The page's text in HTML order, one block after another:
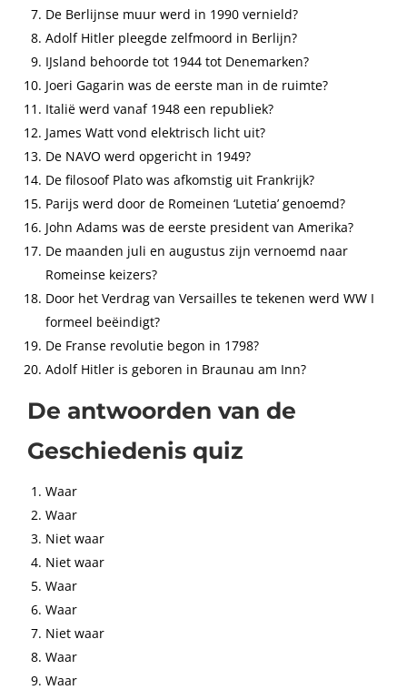
De Berlijnse muur werd in 1990 vernield?
Adolf Hitler pleegde zelfmoord in Berlijn?
IJsland behoorde tot 1944 tot Denemarken?
Joeri Gagarin was de eerste man in de ruimte?
Italië werd vanaf 1948 een republiek?
James Watt vond elektrisch licht uit?
De NAVO werd opgericht in 1949?
De filosoof Plato was afkomstig uit Frankrijk?
Parijs werd door de Romeinen ‘Lutetia’ genoemd?
John Adams was de eerste president van Amerika?
De maanden juli en augustus zijn vernoemd naar
Romeinse keizers?
Door het Verdrag van Versailles te tekenen werd WW I
formeel beëindigt?
De Franse revolutie begon in 1798?
Adolf Hitler is geboren in Braunau am Inn?
De antwoorden van de
Geschiedenis quiz
Waar
Waar
Niet waar
Niet waar
Waar
Waar
Niet waar
Waar
Waar